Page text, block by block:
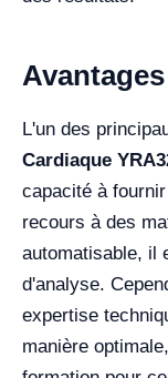
L'un des
Cardiaque
capacité à
recours à des
automatisable, il
d'analyse.
expertise
manière